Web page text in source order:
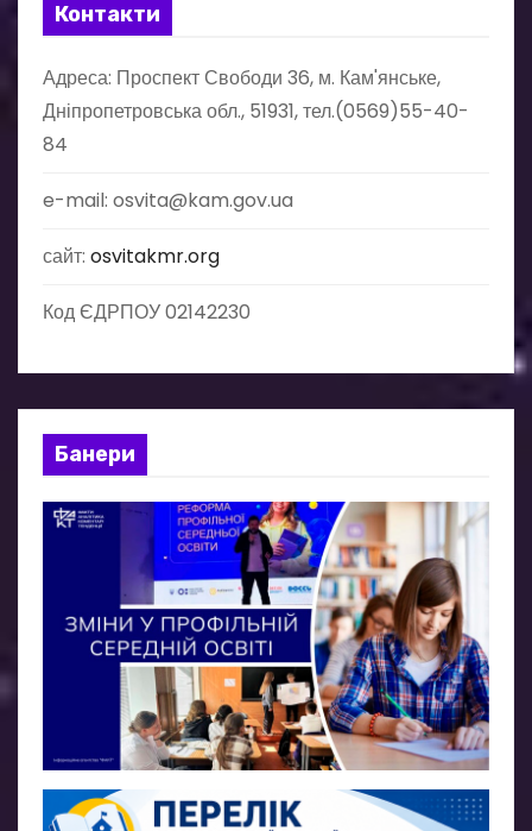
я
з
п
и
с
і
в
Контакти
Адреса: Проспект Свободи 36, м. Кам'янське,
Дніпропетровська обл., 51931, тел.(0569)55-40-
84
e-mail: osvita@kam.gov.ua
сайт: osvitakmr.org
Код ЄДРПОУ 02142230
Банери